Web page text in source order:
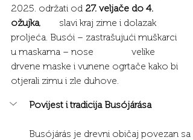
2025. održati od 27. veljače do 4.
ožujka, 	slavi kraj zime i dolazak
proljeća. Busói – zastrašujući muškarci
u maskama – nose 		velike
drvene maske i vunene ogrtače kako bi
otjerali zimu i zle duhove.
Povijest i tradicija Busójárása
Busójárás je drevni običaj povezan sa